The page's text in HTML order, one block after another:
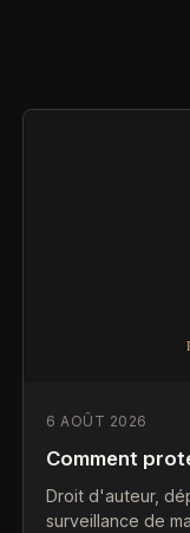
6 AOÛT 2026
Comment
Droit d'auteur,
surveillance de